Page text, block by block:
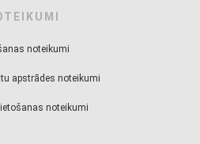
noteikumi
apstrādes noteikumi
noteikumi